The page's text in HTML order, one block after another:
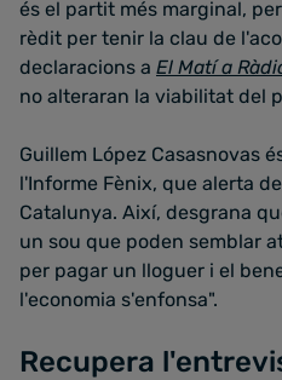
és el partit més marginal,
rèdit per tenir la clau de
declaracions a El Matí a
no alteraran la viabilitat del
Guillem López Casasnovas
l'Informe Fènix, que alerta
Catalunya. Així, desgrana
un sou que poden semblar
per pagar un lloguer i el
l'economia s'enfonsa".
Recupera